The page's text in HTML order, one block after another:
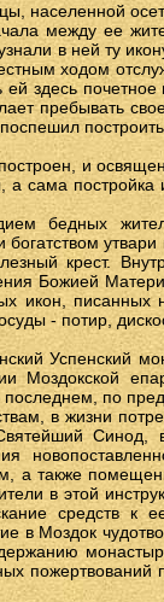
населенной
между ее
в ней ту
ходом
ей здесь
пребывать
и
а сама
бедных
крест.
Божией
икон,
- потир,
Успенский
Моздокской
последнем, по
в жизни
Синод,
а также
в этой
средств к
в Моздок